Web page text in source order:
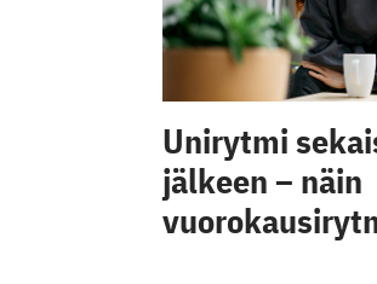
Unirytmi
jälkeen – näin